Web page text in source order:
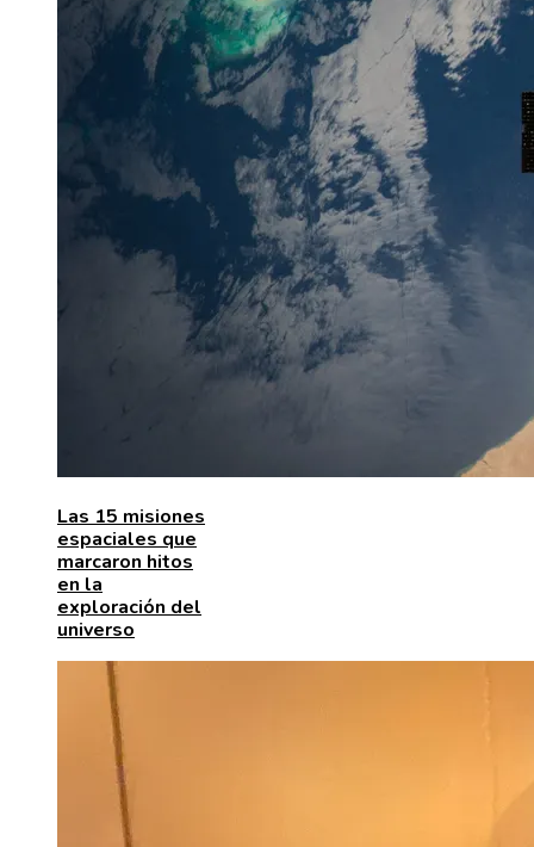
Las 15 misiones
espaciales que
marcaron hitos
en la
exploración del
universo